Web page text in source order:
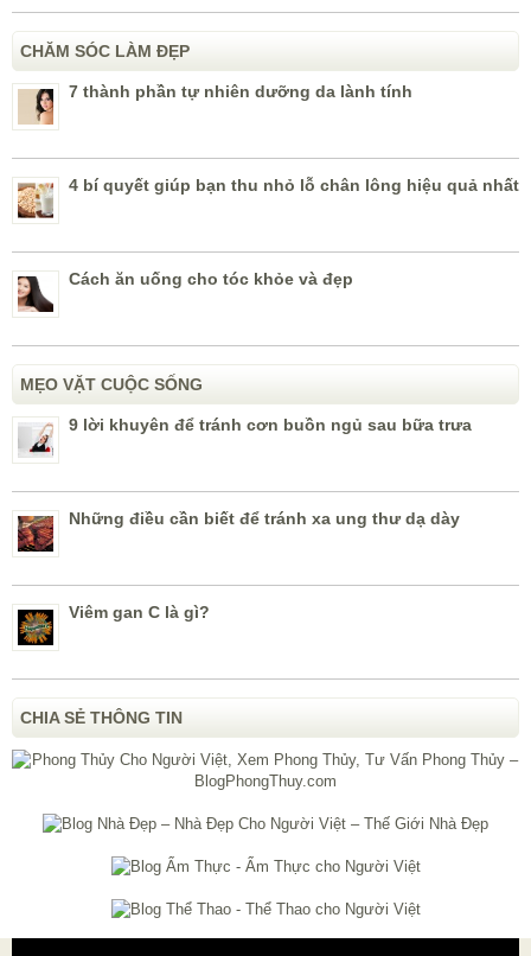
CHĂM SÓC LÀM ĐẸP
7 thành phần tự nhiên dưỡng da lành tính
4 bí quyết giúp bạn thu nhỏ lỗ chân lông hiệu quả nhất
Cách ăn uống cho tóc khỏe và đẹp
MẸO VẶT CUỘC SỐNG
9 lời khuyên để tránh cơn buồn ngủ sau bữa trưa
Những điều cần biết để tránh xa ung thư dạ dày
Viêm gan C là gì?
CHIA SẺ THÔNG TIN